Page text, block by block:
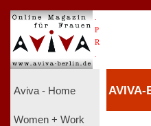
P
R
Aviva - Home
Women + Work